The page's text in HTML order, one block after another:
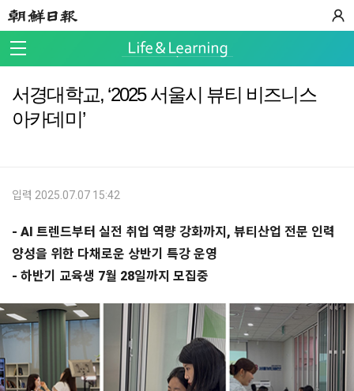
서경대학교, ‘2025 서울시 뷰티 비즈니스
아카데미’
입력 2025.07.07 15:42
- AI 트렌드부터 실전 취업 역량 강화까지, 뷰티산업 전문 인력
양성을 위한 다채로운 상반기 특강 운영
- 하반기 교육생 7월 28일까지 모집중